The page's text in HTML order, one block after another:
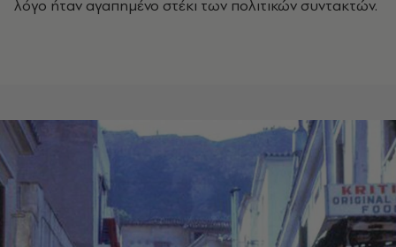
λόγο ήταν αγαπημένο στέκι των πολιτικών συντακτών.